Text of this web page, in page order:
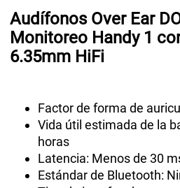
Audífonos Over Ear
Monitoreo Handy 1
6.35mm HiFi
Factor de forma de
Vida útil estimada de la
horas
Latencia: Menos de 30
Estándar de Bluetooth: